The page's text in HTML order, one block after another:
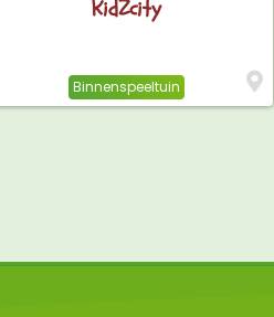
KidZcity
Binnenspeeltuin